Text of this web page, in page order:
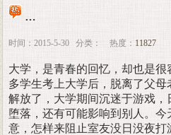
室友没日没夜打LOL怎么办
时间：2015-5-30 分类： 热度： 11827
大学，是青春的回忆，却也是
多学生考上大学后，脱离了父
解放了，大学期间沉迷于游戏
堕落，还有可能影响到别人。
意，怎样来阻止室友没日没夜